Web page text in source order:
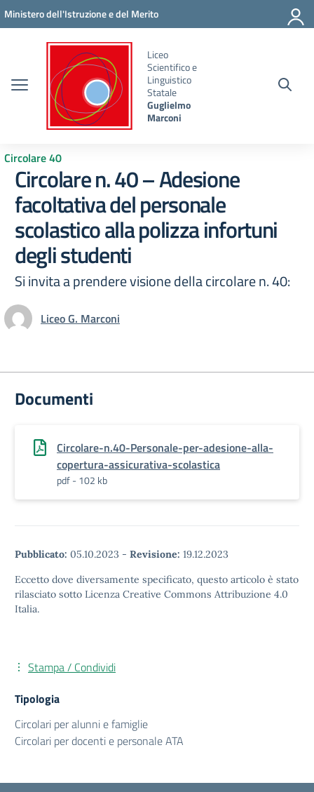
Vai ai contenuti
Vai al menu di navigazione
Vai al footer
Ministero dell'Istruzione e del Merito
Liceo
Scientifico e
Linguistico
Statale
Guglielmo
Marconi
Circolare 40
Circolare n. 40 – Adesione
facoltativa del personale
scolastico alla polizza infortuni
degli studenti
Si invita a prendere visione della circolare n. 40:
Liceo G. Marconi
Documenti
Circolare-n.40-Personale-per-adesione-alla-
copertura-assicurativa-scolastica
pdf - 102 kb
Pubblicato: 05.10.2023 - Revisione: 19.12.2023
Eccetto dove diversamente specificato, questo articolo è stato
rilasciato sotto Licenza Creative Commons Attribuzione 4.0
Italia.
Stampa / Condividi
Tipologia
Circolari per alunni e famiglie
Circolari per docenti e personale ATA